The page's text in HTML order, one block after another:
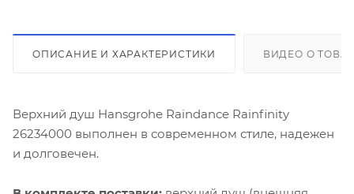
ОПИСАНИЕ И ХАРАКТЕРИСТИКИ ВИДЕО О
Верхний душ Hansgrohe Raindance Rainfinity
26234000 выполнен в современном стиле, надежен
и долговечен.